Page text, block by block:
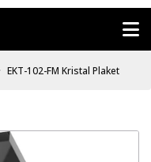
EKT-102-FM Kristal Plaket